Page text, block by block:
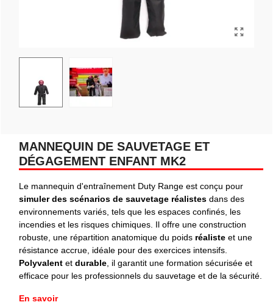
MANNEQUIN DE SAUVETAGE ET
DÉGAGEMENT ENFANT MK2
Le mannequin d'entraînement Duty Range est conçu pour
simuler des scénarios de sauvetage réalistes dans des
environnements variés, tels que les espaces confinés, les
incendies et les risques chimiques. Il offre une construction
robuste, une répartition anatomique du poids réaliste et une
résistance accrue, idéale pour des exercices intensifs.
Polyvalent et durable , il garantit une formation sécurisée et
efficace pour les professionnels du sauvetage et de la sécurité.
En savoir